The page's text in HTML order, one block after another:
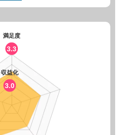
満足度
3.3
収益化
3.0